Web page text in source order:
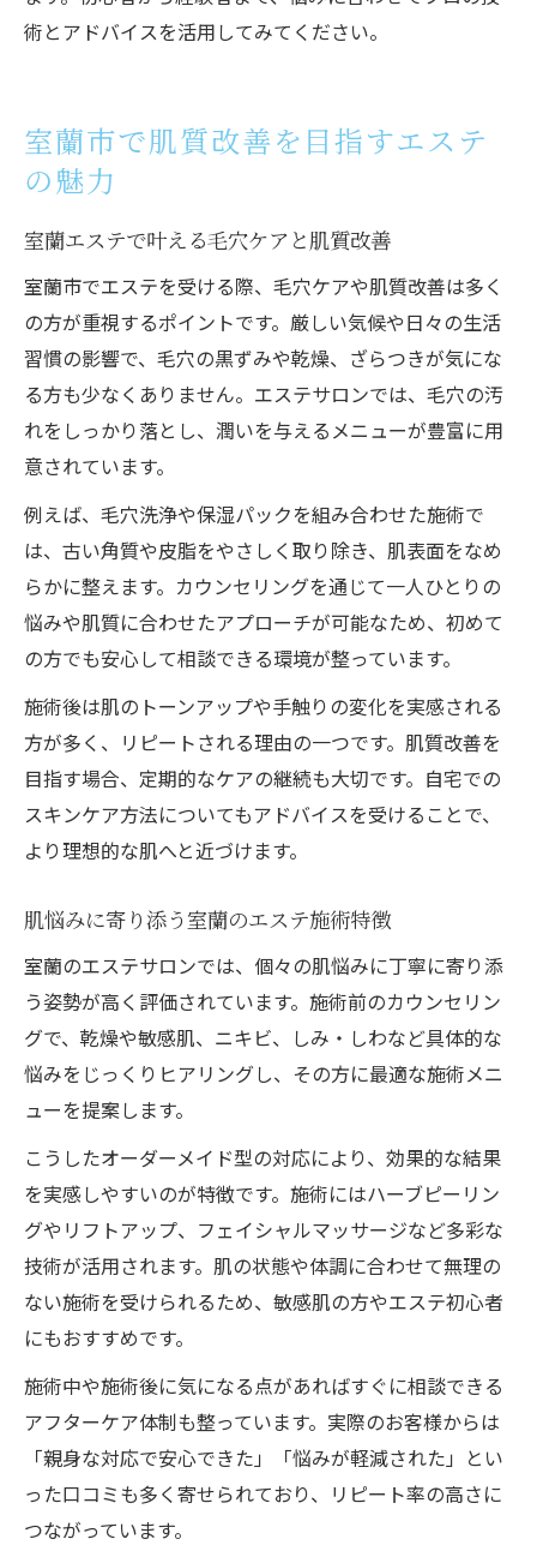
術とアドバイスを活用してみてください。
室蘭市で肌質改善を目指すエステ
の魅力
室蘭エステで叶える毛穴ケアと肌質改善
室蘭市でエステを受ける際、毛穴ケアや肌質改善は多く
の方が重視するポイントです。厳しい気候や日々の生活
習慣の影響で、毛穴の黒ずみや乾燥、ざらつきが気にな
る方も少なくありません。エステサロンでは、毛穴の汚
れをしっかり落とし、潤いを与えるメニューが豊富に用
意されています。
例えば、毛穴洗浄や保湿パックを組み合わせた施術で
は、古い角質や皮脂をやさしく取り除き、肌表面をなめ
らかに整えます。カウンセリングを通じて一人ひとりの
悩みや肌質に合わせたアプローチが可能なため、初めて
の方でも安心して相談できる環境が整っています。
施術後は肌のトーンアップや手触りの変化を実感される
方が多く、リピートされる理由の一つです。肌質改善を
目指す場合、定期的なケアの継続も大切です。自宅での
スキンケア方法についてもアドバイスを受けることで、
より理想的な肌へと近づけます。
肌悩みに寄り添う室蘭のエステ施術特徴
室蘭のエステサロンでは、個々の肌悩みに丁寧に寄り添
う姿勢が高く評価されています。施術前のカウンセリン
グで、乾燥や敏感肌、ニキビ、しみ・しわなど具体的な
悩みをじっくりヒアリングし、その方に最適な施術メニ
ューを提案します。
こうしたオーダーメイド型の対応により、効果的な結果
を実感しやすいのが特徴です。施術にはハーブピーリン
グやリフトアップ、フェイシャルマッサージなど多彩な
技術が活用されます。肌の状態や体調に合わせて無理の
ない施術を受けられるため、敏感肌の方やエステ初心者
にもおすすめです。
施術中や施術後に気になる点があればすぐに相談できる
アフターケア体制も整っています。実際のお客様からは
「親身な対応で安心できた」「悩みが軽減された」とい
った口コミも多く寄せられており、リピート率の高さに
つながっています。